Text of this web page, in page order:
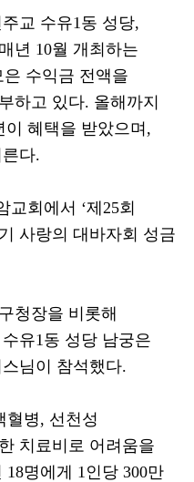
주교 수유1동 성당,
년 10월 개최하는
은 수익금 전액을
하고 있다. 올해까지
혜택을 받았으며 ,
다.
교회에서 ‘제 25회
사랑의 대바자회 성금
청장을 비롯해
수유1동 성당 남궁은
님이 참석했다.
혈병, 선천성
치료비로 어려움을
18명에게 1인당 300만